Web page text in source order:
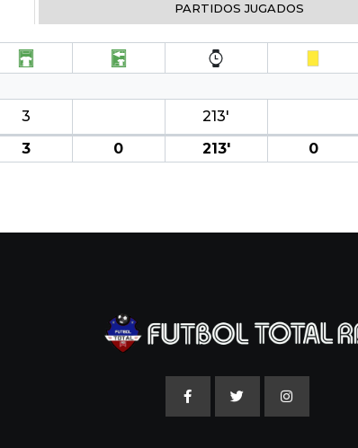
PARTIDOS JUGADOS
3 213′
3 0 213′ 0